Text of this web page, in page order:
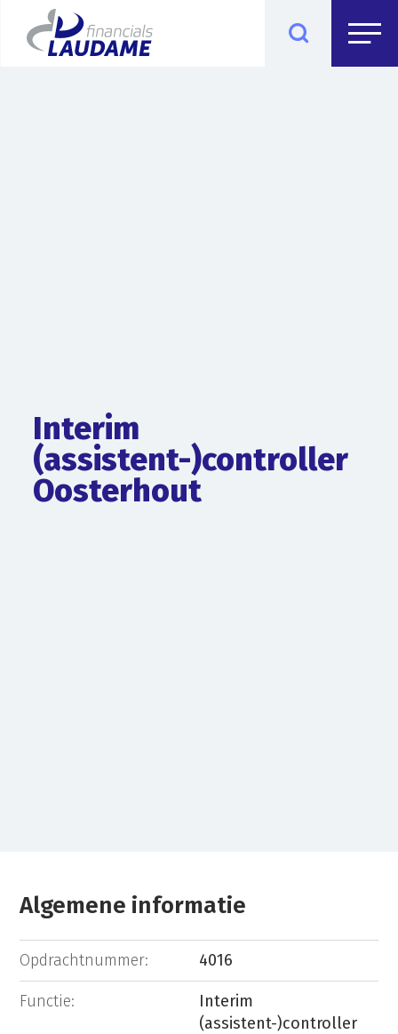
Interim
(assistent-)controller
Oosterhout
Algemene informatie
Opdrachtnummer: 4016
Functie:
Interim
(assistent-)controller